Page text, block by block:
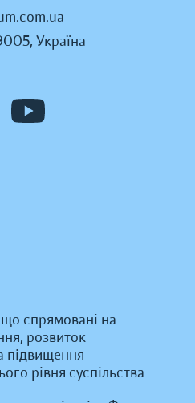
Україна
що спрямовані на
розвиток
підвищення
рівня суспільства